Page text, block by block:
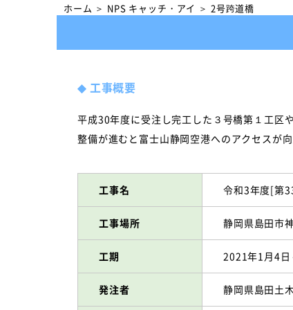
ホーム ＞ NPS キャッチ・アイ ＞ 2号跨道橋
◆工事概要
平成30年度に受注し完工した３号橋第１工区
整備が進むと富士山静岡空港へのアクセスが
工事名 令和3年度[第
工事場所 静岡県島田市
工期 2021年1月4
発注者 静岡県島田土